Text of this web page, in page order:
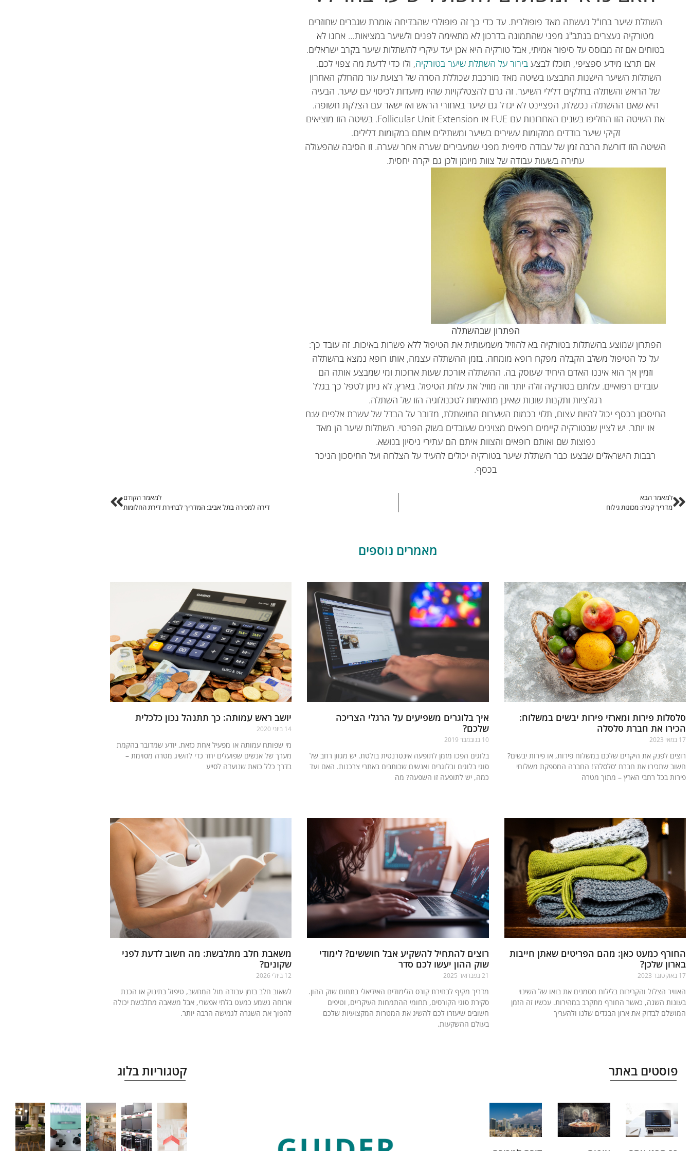
השתלת שיער בחו"ל נעשתה מאד פופולרית. עד כדי כך זה פופולרי שהבדיחה אומרת שגברים שחוזרים
מטורקיה נעצרים בנתב"ג מפני שהתמונה בדרכון לא מתאימה לפנים ולשיער במציאות… אחנו לא
בטוחים אם זה מבוסס על סיפור אמיתי, אבל טורקיה היא אכן יעד עיקרי להשתלות שיער בקרב ישראלים.
אם תרצו מידע ספציפי, תוכלו לבצעבירור על השתלת שיער בטורקיה, ולו כדי לדעת מה צפוי לכם.
השתלות השיער הישנות התבצעו בשיטה מאד מורכבת שכוללת הסרה של רצועת עור מהחלק האחרון
של הראש והשתלה בחלקים דלילי השיער. זה גרם להצטלקויות שהיו מיועדות לכיסוי עם שיער. הבעיה
היא שאם ההשתלה נכשלת, הפציינט לא יגדל גם שיער באחורי הראש ואז ישאר עם הצלקת חשופה.
את השיטה הזו החליפו בשנים האחרונות עם FUE או Follicular Unit Extension. בשיטה הזו מוציאים
זקיקי שיער בודדים ממקומות עשירים בשיער ומשתילים אותם במקומות דלילים.
השיטה הזו דורשת הרבה זמן של עבודה סיזיפית מפני שמעבירים שערה אחר שערה. זו הסיבה שהפעולה
עתירה בשעות עבודה של צוות מיומן ולכן גם יקרה יחסית.
הפתרון שבהשתלה
הפתרון שמוצע בהשתלות בטורקיה בא להוזיל משמעותית את הטיפול ללא פשרות באיכות. זה עובד כך:
על כל הטיפול משלב הקבלה מפקח רופא מומחה. בזמן ההשתלה עצמה, אותו רופא נמצא בהשתלה
וזמין אך הוא איננו האדם היחיד שעוסק בה. ההשתלה אורכת שעות ארוכות ומי שמבצע אותה הם
עובדים רפואיים. עלותם בטורקיה זולה יותר וזה מוזיל את עלות הטיפול. בארץ, לא ניתן לטפל כך בגלל
רגולציות ותקנות שונות שאינן מתאימות לטכנולוגיה הזו של השתלה.
החיסכון בכסף יכול להיות עצום, תלוי בכמות השערות המושתלת, מדובר על הבדל של עשרת אלפים ש:ח
או יותר. יש לציין שבטורקיה קיימים רופאים מצוינים שעובדים בשוק הפרטי. השתלות שיער הן מאד
נפוצות שם ואותם רופאים והצוות איתם הם עתירי ניסיון בנושא.
רבבות הישראלים שבצעו כבר השתלת שיער בטורקיה יכולים להעיד על הצלחה ועל החיסכון הניכר
בכסף.
למאמר הבא
מדריך קניה: מכונות גילוח
למאמר הקודם
דירה למכירה בתל אביב: המדריך לבחירת דירת החלומות
מאמרים נוספים
סלסלות פירות ומארזי פירות יבשים במשלוח:
הכירו את חברת סלסלה
17 במאי 2023
רוצים לפנק את היקרים שלכם במשלוח פירות, או פירות יבשים?
חשוב שתכירו את חברת 'סלסלה'! החברה המספקת משלוחי
פירות בכל רחבי הארץ – מתוך מטרה
איך בלוגרים משפיעים על הרגלי הצריכה
שלכם?
10 בנובמבר 2019
בלוגים הפכו מזמן לתופעה אינטרנטית בולטת. יש מגוון רחב של
סוגי בלוגים ובלוגרים ואנשים שכותבים באתרי צרכנות. האם ועד
כמה, יש לתופעה זו השפעה? מה
יושב ראש עמותה: כך תתנהל נכון כלכלית
14 ביוני 2020
מי שפותח עמותה או מפעיל אחת כזאת, יודע שמדובר בהקמת
מערך של אנשים שפועלים יחד כדי להשיג מטרה מסוימת –
בדרך כלל כזאת שנועדה לסייע
החורף כמעט כאן: מהם הפריטים שאתן חייבות
בארון שלכן?
17 באוקטובר 2023
האוויר הצלול והקרירות בלילות מסמנים את בואו של השינוי
בעונות השנה, כאשר החורף מתקרב במהירות. עכשיו זה הזמן
המושלם לבדוק את ארון הבגדים שלנו ולהעריך
רוצים להתחיל להשקיע אבל חוששים? לימודי
שוק ההון יעשו לכם סדר
21 בפברואר 2025
מדריך מקיף לבחירת קורס הלימודים האידיאלי בתחום שוק ההון.
סקירת סוגי הקורסים, תחומי ההתמחות העיקריים, וטיפים
חשובים שיעזרו לכם להשיג את המטרות המקצועיות שלכם
בעולם ההשקעות.
משאבת חלב מתלבשת: מה חשוב לדעת לפני
שקונים?
12 ביולי 2026
לשאוב חלב בזמן עבודה מול המחשב, טיפול בתינוק או הכנת
ארוחה נשמע כמעט בלתי אפשרי, אבל משאבה מתלבשת יכולה
להפוך את השגרה לגמישה הרבה יותר.
פוסטים באתר קטגוריות בלוג